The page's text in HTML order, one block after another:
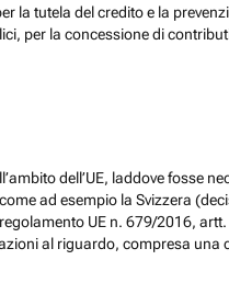
la tutela del credito e la
per la concessione di
dell’UE, laddove fosse
ad esempio la Svizzera
UE n. 679/2016,
al riguardo, compresa